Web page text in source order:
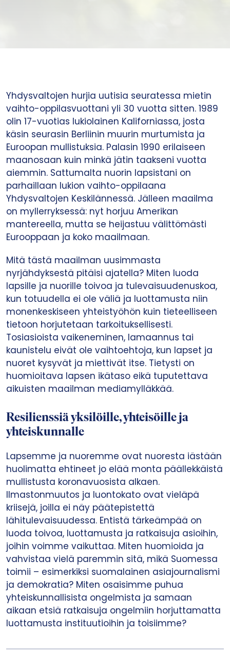
Yhdysvaltojen hurjia uutisia seuratessa mietin
vaihto-oppilasvuottani yli 30 vuotta sitten. 1989
olin 17-vuotias lukiolainen Kaliforniassa, josta
käsin seurasin Berliinin muurin murtumista ja
Euroopan mullistuksia. Palasin 1990 erilaiseen
maanosaan kuin minkä jätin taakseni vuotta
aiemmin. Sattumalta nuorin lapsistani on
parhaillaan lukion vaihto-oppilaana
Yhdysvaltojen Keskilännessä. Jälleen maailma
on myllerryksessä: nyt horjuu Amerikan
mantereella, mutta se heijastuu välittömästi
Eurooppaan ja koko maailmaan.
Mitä tästä maailman uusimmasta
nyrjähdyksestä pitäisi ajatella? Miten luoda
lapsille ja nuorille toivoa ja tulevaisuudenuskoa,
kun totuudella ei ole väliä ja luottamusta niin
monenkeskiseen yhteistyöhön kuin tieteelliseen
tietoon horjutetaan tarkoituksellisesti.
Tosiasioista vaikeneminen, lamaannus tai
kaunistelu eivät ole vaihtoehtoja, kun lapset ja
nuoret kysyvät ja miettivät itse. Tietysti on
huomioitava lapsen ikätaso eikä tuputettava
aikuisten maailman mediamylläkkää.
Resilienssiä yksilöille, yhteisöille ja
yhteiskunnalle
Lapsemme ja nuoremme ovat nuoresta iästään
huolimatta ehtineet jo elää monta päällekkäistä
mullistusta koronavuosista alkaen.
Ilmastonmuutos ja luontokato ovat vieläpä
kriisejä, joilla ei näy päätepistettä
lähitulevaisuudessa. Entistä tärkeämpää on
luoda toivoa, luottamusta ja ratkaisuja asioihin,
joihin voimme vaikuttaa. Miten huomioida ja
vahvistaa vielä paremmin sitä, mikä Suomessa
toimii – esimerkiksi suomalainen asiajournalismi
ja demokratia? Miten osaisimme puhua
yhteiskunnallisista ongelmista ja samaan
aikaan etsiä ratkaisuja ongelmiin horjuttamatta
luottamusta instituutioihin ja toisiimme?